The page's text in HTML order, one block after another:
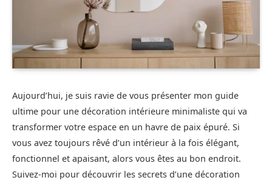
Aujourd’hui, je suis ravie de vous présenter mon guide
ultime pour une décoration intérieure minimaliste qui va
transformer votre espace en un havre de paix épuré. Si
vous avez toujours rêvé d’un intérieur à la fois élégant,
fonctionnel et apaisant, alors vous êtes au bon endroit.
Suivez-moi pour découvrir les secrets d’une décoration